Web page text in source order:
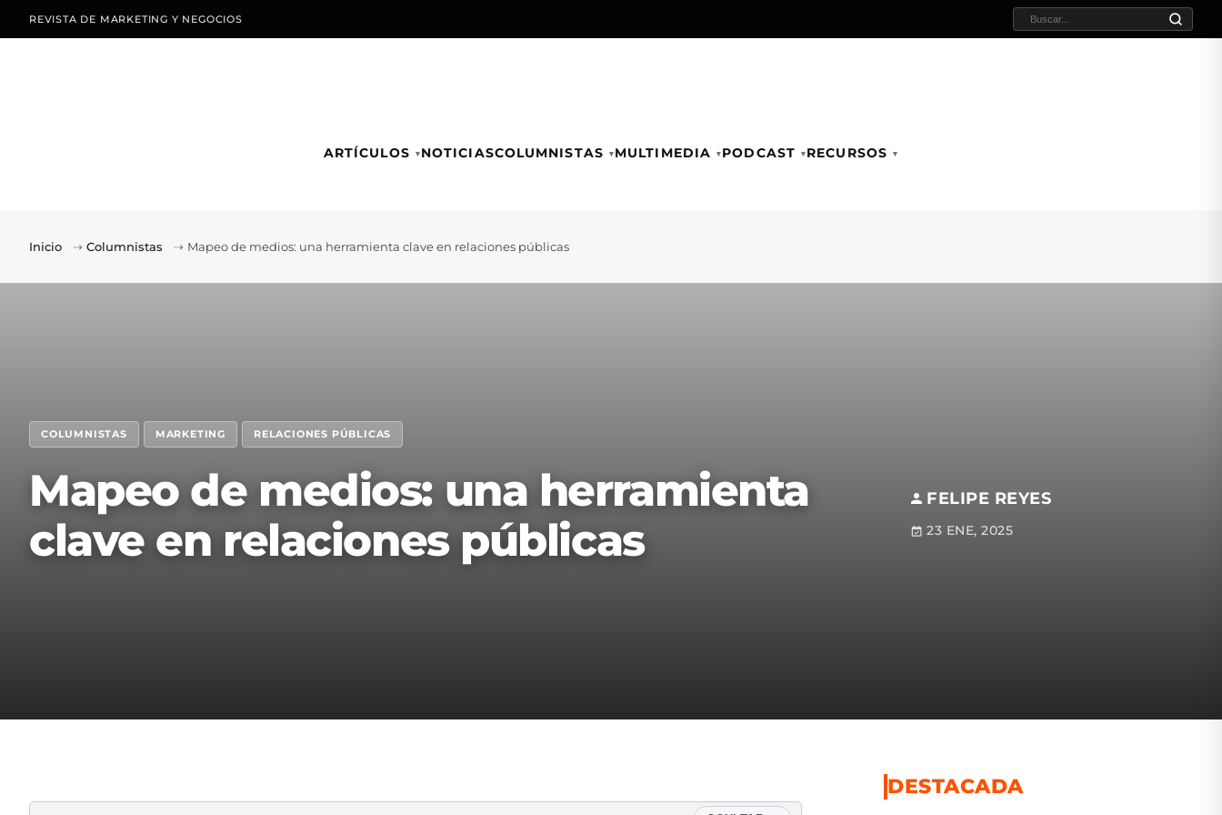
REVISTA DE MARKETING Y NEGOCIOS BUSCAR:
ARTÍCULOS NOTICIASCOLUMNISTAS MULTIMEDIA PODCAST RECURSOS
Inicio ⇢ Columnistas ⇢ Mapeo de medios: una herramienta clave en relaciones públicas
COLUMNISTAS MARKETING RELACIONES PÚBLICAS
Mapeo de medios: una herramienta
clave en relaciones públicas
FELIPE REYES
23 ENE, 2025
DESTACADA